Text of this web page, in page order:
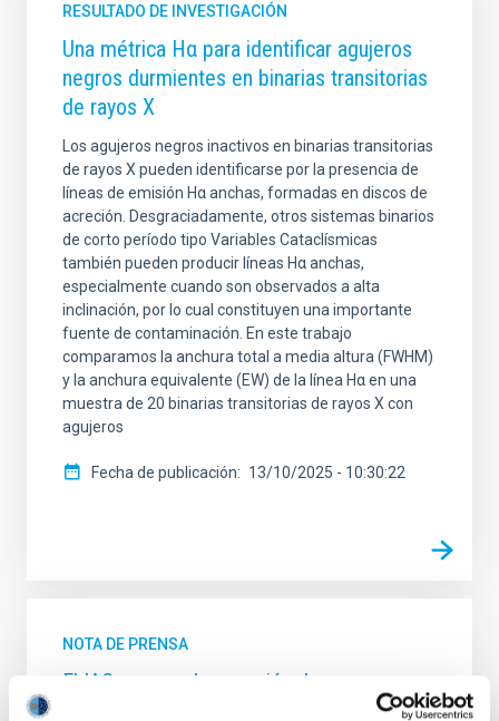
RESULTADO DE INVESTIGACIÓN
Una métrica Hα para identificar agujeros
negros durmientes en binarias transitorias
de rayos X
Los agujeros negros inactivos en binarias transitorias
de rayos X pueden identificarse por la presencia de
líneas de emisión Hα anchas, formadas en discos de
acreción. Desgraciadamente, otros sistemas binarios
de corto período tipo Variables Cataclísmicas
también pueden producir líneas Hα anchas,
especialmente cuando son observados a alta
inclinación, por lo cual constituyen una importante
fuente de contaminación. En este trabajo
comparamos la anchura total a media altura (FWHM)
y la anchura equivalente (EW) de la línea Hα en una
muestra de 20 binarias transitorias de rayos X con
agujeros
Fecha de publicación 13/10/2025 - 10:30:22
NOTA DE PRENSA
El IAC asegura la conexión de sus
observatorios con una nueva red de fibra